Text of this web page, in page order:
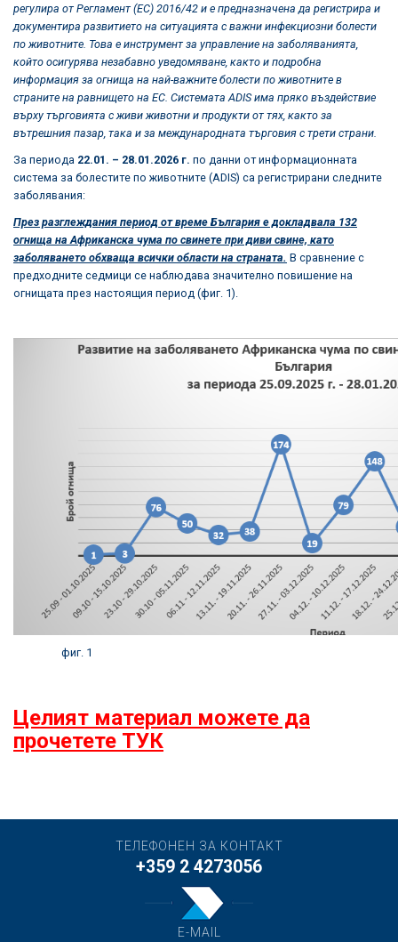
регулира от Регламент (ЕС) 2016/42 и е предназначена да регистрира и
документира развитието на ситуацията с важни инфекциозни болести
по животните. Това е инструмент за управление на заболяванията,
който осигурява незабавно уведомяване, както и подробна
информация за огнища на най-важните болести по животните в
страните на равнището на ЕС. Системата ADIS има пряко въздействие
върху търговията с живи животни и продукти от тях, както за
вътрешния пазар, така и за международната търговия с трети страни.
За периода 22.01. – 28.01.2026 г. по данни от информационната
система за болестите по животните (ADIS) са регистрирани следните
заболявания:
През разглеждания период от време България е докладвала 132
огнища на Африканска чума по свинете при диви свине, като
заболяването обхваща всички области на страната. В сравнение с
предходните седмици се наблюдава значително повишение на
огнищата през настоящия период (фиг. 1).
фиг. 1
Целият материал можете да
прочетете ТУК
ТЕЛЕФОНЕН ЗА КОНТАКТ
+359 2 4273056
E-MAIL